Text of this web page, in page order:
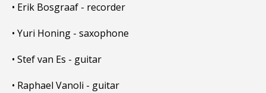
• Erik Bosgraaf - recorder
• Yuri Honing - saxophone
• Stef van Es - guitar
• Raphael Vanoli - guitar